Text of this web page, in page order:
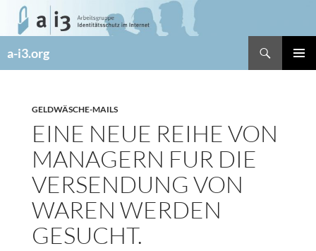
Zum
Inhalt
a-i3.org
GELDWÄSCHE-MAILS
EINE NEUE REIHE VON
MANAGERN FUR DIE
VERSENDUNG VON
WAREN WERDEN
GESUCHT.